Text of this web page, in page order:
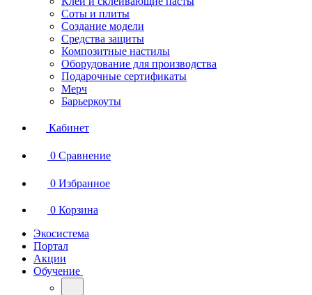
Соты и плиты
Создание модели
Средства защиты
Композитные настилы
Оборудование для производства
Подарочные сертификаты
Мерч
Барьеркоуты
Кабинет
0 Сравнение
0 Избранное
0 Корзина
Экосистема
Портал
Акции
Обучение